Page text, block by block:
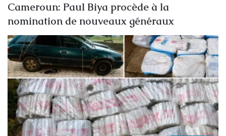
Cameroun: Paul Biya procède à la
nomination de nouveaux généraux